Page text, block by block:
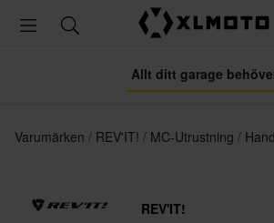
Allt ditt garage
Varumärken REV'IT! MC-Utrustning
REV'IT!